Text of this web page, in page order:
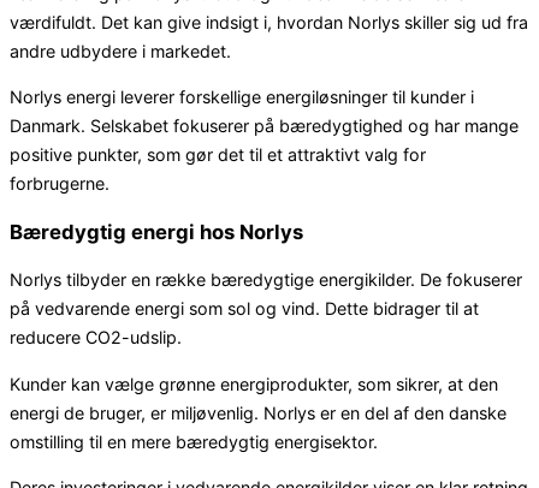
værdifuldt. Det kan give indsigt i, hvordan Norlys skiller sig ud fra
andre udbydere i markedet.
Norlys energi leverer forskellige energiløsninger til kunder i
Danmark. Selskabet fokuserer på bæredygtighed og har mange
positive punkter, som gør det til et attraktivt valg for
forbrugerne.
Bæredygtig energi hos Norlys
Norlys tilbyder en række bæredygtige energikilder. De fokuserer
på vedvarende energi som sol og vind. Dette bidrager til at
reducere CO2-udslip.
Kunder kan vælge grønne energiprodukter, som sikrer, at den
energi de bruger, er miljøvenlig. Norlys er en del af den danske
omstilling til en mere bæredygtig energisektor.